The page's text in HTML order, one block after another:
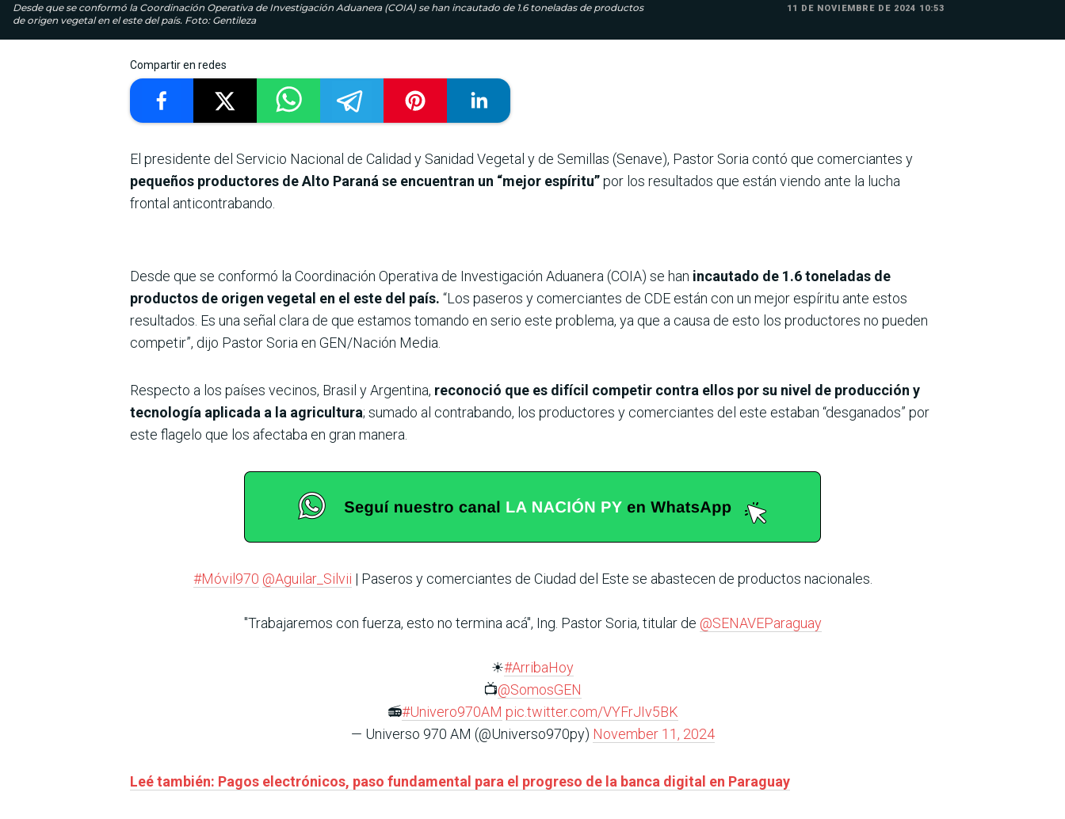
Desde que se conformó la Coordinación Operativa de Investigación Aduanera (COIA) se han incautado de 1.6 toneladas de productos
de origen vegetal en el este del país. Foto: Gentileza
11 DE NOVIEMBRE DE 2024 10:53
Compartir en redes
El presidente del Servicio Nacional de Calidad y Sanidad Vegetal y de Semillas (Senave), Pastor Soria contó que comerciantes y
pequeños productores de Alto Paraná se encuentran un “mejor espíritu”por los resultados que están viendo ante la lucha
frontal anticontrabando.
Desde que se conformó la Coordinación Operativa de Investigación Aduanera (COIA) se han incautado de 1.6 toneladas de
productos de origen vegetal en el este del país. “Los paseros y comerciantes de CDE están con un mejor espíritu ante estos
resultados. Es una señal clara de que estamos tomando en serio este problema, ya que a causa de esto los productores no pueden
competir”, dijo Pastor Soria en GEN/Nación Media.
Respecto a los países vecinos, Brasil y Argentina, reconoció que es difícil competir contra ellos por su nivel de producción y
tecnología aplicada a la agricultura; sumado al contrabando, los productores y comerciantes del este estaban “desganados” por
este flagelo que los afectaba en gran manera.
#Móvil970 @Aguilar_Silvii | Paseros y comerciantes de Ciudad del Este se abastecen de productos nacionales.
"Trabajaremos con fuerza, esto no termina acá", Ing. Pastor Soria, titular de @SENAVEParaguay
☀#ArribaHoy
📺@SomosGEN
📻#Univero970AM pic.twitter.com/VYFrJIv5BK
— Universo 970 AM (@Universo970py) November 11, 2024
Leé también: Pagos electrónicos, paso fundamental para el progreso de la banca digital en Paraguay